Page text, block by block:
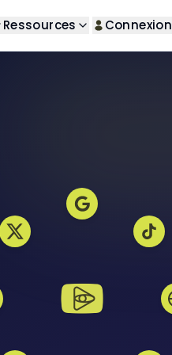
sur Altahonos
ce que disent nos
Ressources Connexion